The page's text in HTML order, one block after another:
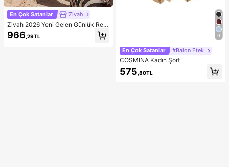
En Çok Satanlar Zivah
Zivah 2026 Yeni Gelen Günlük Res
ort Şık Zebra Desenli Esnek Kumaş
Bağlamalı Bel Crop Top + Uzun Ete
966 ,29TL 9
En Çok Satanlar #Balon Etek
COSMINA Kadın Şort
575 ,80TL